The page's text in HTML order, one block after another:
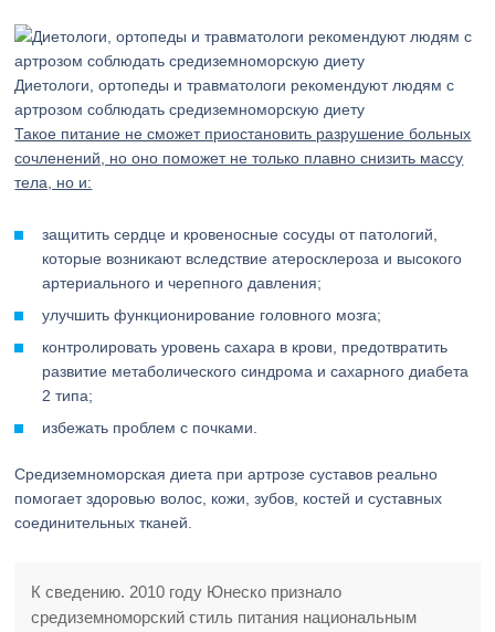
Диетологи, ортопеды и травматологи рекомендуют людям с
артрозом соблюдать средиземноморскую диету
Такое питание не сможет приостановить разрушение больных
сочленений, но оно поможет не только плавно снизить массу
тела, но и:
защитить сердце и кровеносные сосуды от патологий,
которые возникают вследствие атеросклероза и высокого
артериального и черепного давления;
улучшить функционирование головного мозга;
контролировать уровень сахара в крови, предотвратить
развитие метаболического синдрома и сахарного диабета
2 типа;
избежать проблем с почками.
Средиземноморская диета при артрозе суставов реально
помогает здоровью волос, кожи, зубов, костей и суставных
соединительных тканей.
К сведению. 2010 году Юнеско признало
средиземноморский стиль питания национальным